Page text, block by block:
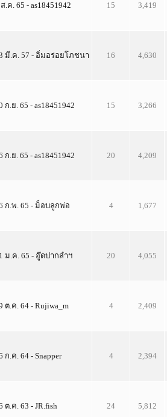
.ค. 65 - as18451942 15 3,419
มี.ค. 57 - อิ่มอร่อยโภชนา 16 4,630
ก.ย. 65 - as18451942 15 3,266
ก.ย. 65 - as18451942 20 4,209
ก.พ. 65 - ม็อบลูกพ่อ 4 1,677
ม.ค. 65 - อู๊ดปากลำฯ 20 4,055
ต.ค. 64 - Rujiwa_m 4 2,409
ก.ค. 64 - Snapper 4 2,394
ต.ค. 63 - JR.fish 24 5,812